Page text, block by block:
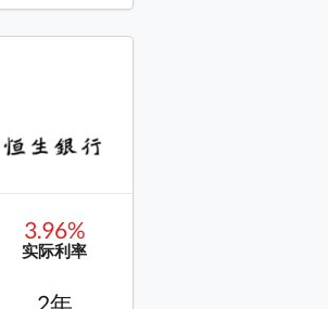
3.96%
实际利率
2年